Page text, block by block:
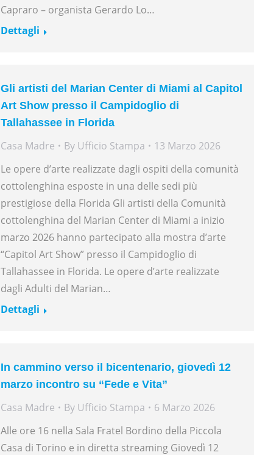
Capraro – organista Gerardo Lo…
Dettagli
Gli artisti del Marian Center di Miami al Capitol
Art Show presso il Campidoglio di
Tallahassee in Florida
Casa Madre By Ufficio Stampa
13 Marzo 2026
Le opere d’arte realizzate dagli ospiti della comunità
cottolenghina esposte in una delle sedi più
prestigiose della Florida Gli artisti della Comunità
cottolenghina del Marian Center di Miami a inizio
marzo 2026 hanno partecipato alla mostra d’arte
“Capitol Art Show” presso il Campidoglio di
Tallahassee in Florida. Le opere d’arte realizzate
dagli Adulti del Marian…
Dettagli
In cammino verso il bicentenario, giovedì 12
marzo incontro su “Fede e Vita”
Casa Madre By Ufficio Stampa
6 Marzo 2026
Alle ore 16 nella Sala Fratel Bordino della Piccola
Casa di Torino e in diretta streaming Giovedì 12